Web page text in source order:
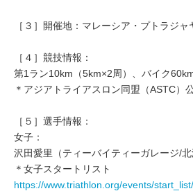
［３］開催地：マレーシア・プトラジャ
［４］競技情報：
第1ラン10km（5km×2周）、バイク
＊アジアトライアスロン同盟（ASTC）
［５］選手情報：
女子：
沢田愛里（ティーバイティーガレージ/
＊女子スタートリスト
https://www.triathlon.org/events/